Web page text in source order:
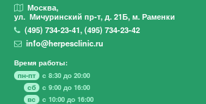
Москва,
ул. Мичуринский пр-т, д. 21Б, м. Раменки
(495)734-23-41,(495)734-23-42
info@herpesclinic.ru
Время работы:
пн-пт
с 8:30 до 20:00
сб
с 9:00 до 16:00
вс
с 10:00 до 16:00